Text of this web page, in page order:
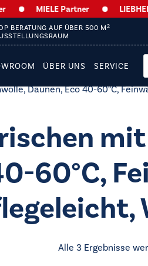
MIELE Partner
BERATUNG AUF ÜBER 500 M 2
ÜBER UNS SERVICE
Daunen, Eco 40-60°C,
60°C,
Alle 3 Ergebnisse